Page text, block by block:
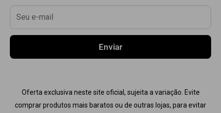
TERMOS DE USO
RASTREAR PEDIDO
CONTATO
Seu e-mail
Enviar
PEPTÍDEO
TERMOGÊNICO
COMBOS
COMPRE + PAGUE MENOS
Oferta exclusiva neste site oficial, sujeita a variação. Evite
comprar produtos mais baratos ou de outras lojas, para evitar